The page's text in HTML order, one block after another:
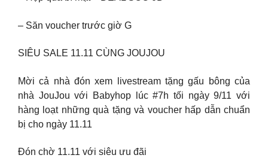
– Săn voucher trước giờ G
SIÊU SALE 11.11 CÙNG JOUJOU
Mời cả nhà đón xem livestream tặng gấu bông của
nhà JouJou với Babyhop lúc #7h tối ngày 9/11 với
hàng loạt những quà tặng và voucher hấp dẫn chuẩn
bị cho ngày 11.11
Đón chờ 11.11 với siêu ưu đãi